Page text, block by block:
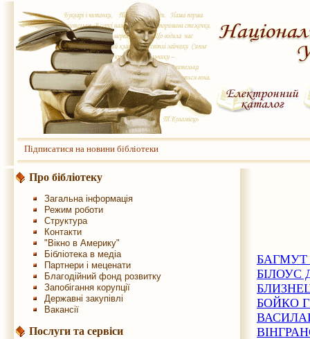
Підписатися на новини бібліотеки
Про бібліотеку
Загальна інформація
Режим роботи
Структура
Контакти
"Вікно в Америку"
Бібліотека в медіа
Партнери і меценати
Благодійний фонд розвитку
Запобігання корупції
Державні закупівлі
Вакансії
Послуги та сервіси
БАГМУТ
БІЛОУС
БОЙКО